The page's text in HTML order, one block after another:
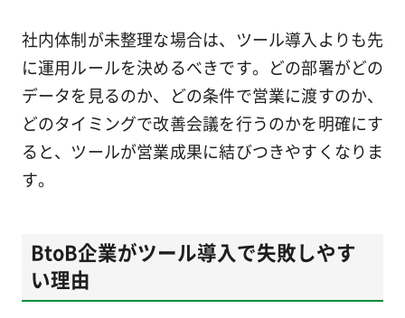
社内体制が未整理な場合は、ツール導入よりも先
に運用ルールを決めるべきです。どの部署がどの
データを見るのか、どの条件で営業に渡すのか、
どのタイミングで改善会議を行うのかを明確にす
ると、ツールが営業成果に結びつきやすくなりま
す。
BtoB企業がツール導入で失敗しやす
い理由